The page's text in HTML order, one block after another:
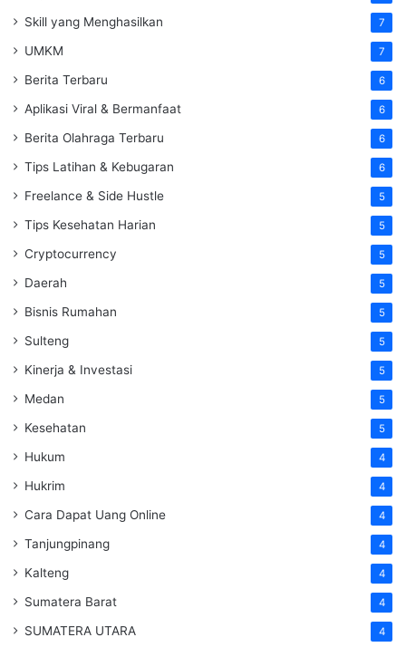
Skill yang Menghasilkan 7
UMKM 7
Berita Terbaru 6
Aplikasi Viral & Bermanfaat 6
Berita Olahraga Terbaru 6
Tips Latihan & Kebugaran 6
Freelance & Side Hustle 5
Tips Kesehatan Harian 5
Cryptocurrency 5
Daerah 5
Bisnis Rumahan 5
Sulteng 5
Kinerja & Investasi 5
Medan 5
Kesehatan 5
Hukum 4
Hukrim 4
Cara Dapat Uang Online 4
Tanjungpinang 4
Kalteng 4
Sumatera Barat 4
SUMATERA UTARA 4